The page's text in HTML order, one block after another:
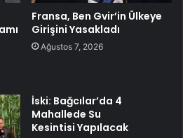
Fransa, Ben Gvir’in Ülkeye
Girişini Yasakladı
Ağustos 7, 2026
İski: Bağcılar’da 4
Mahallede Su
Kesintisi Yapılacak